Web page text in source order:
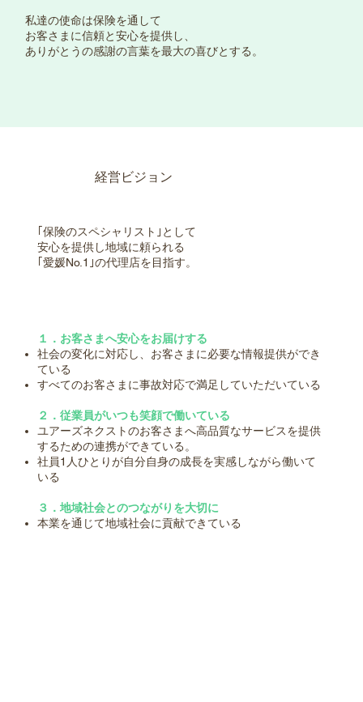
私達の使命は保険を通して
お客さまに信頼と安心を提供し、
​ありがとうの感謝の言葉を最大の喜びとする。
経営ビジョン
​｢保険のスペシャリスト｣として
安心を提供し地域に頼られる
｢愛媛No.1｣の代理店を目指す。
１．お客さまへ安心をお届けする
社会の変化に対応し、お客さまに必要な情報提供ができ
ている
すべてのお客さまに事故対応で満足していただいている
２．従業員がいつも笑顔で働いている
ユアーズネクストのお客さまへ高品質なサービスを提供
するための連携ができている。
社員1人ひとりが自分自身の成長を実感しながら働いて
いる
３．地域社会とのつながりを大切に
本業を通じて地域社会に貢献できている